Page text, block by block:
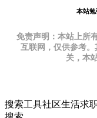
本站
免责声明：本站上所
互联网，仅供参考
关，本
搜索工具社区生活求